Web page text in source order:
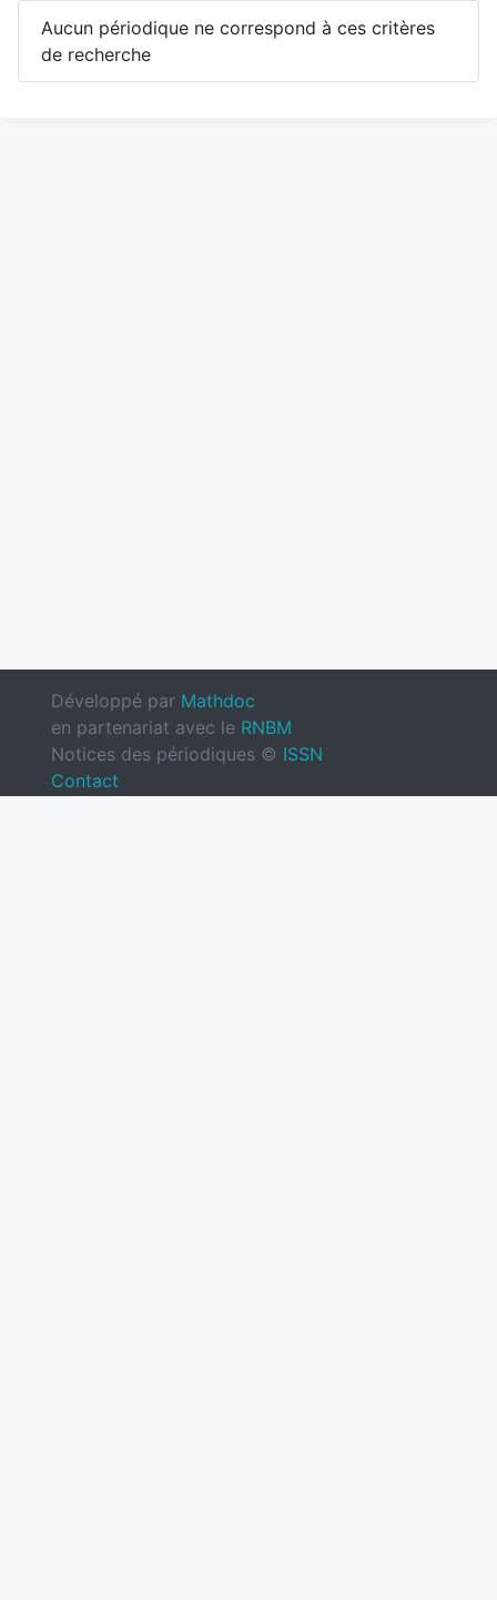
Aucun périodique ne correspond à ces critères
de recherche
Développé par Mathdoc
en partenariat avec le RNBM
Notices des périodiques © ISSN
Contact